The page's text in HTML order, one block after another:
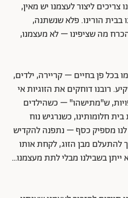
צריכים ליצור לעצמנו יש מאין,
בבית הורינו. פלא שנשתנה,
מה שציפינו – לא מעצמנו,
בכל פן בחיים – קריירה, ילדים,
רובנו דוחקים את הזוגיות אי
ש"מתישהו" – כשהילדים
חלומותינו, כשנרגיש נוח
מספיק כסף – נתפנה להקדיש
להתעלם מבן הזוג, לקחת אותו
ייתן בשבילנו מבלי לתת מעצמנו…